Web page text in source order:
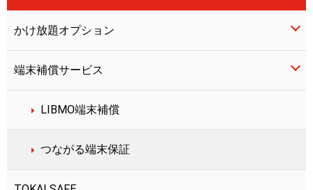
かけ放題オプション
10分かけ放題
かけ放題ダブル
端末補償サービス
LIBMO端末補償
つながる端末保証